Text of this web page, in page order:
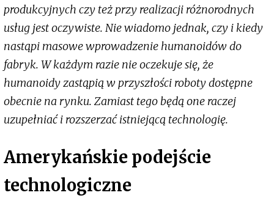
produkcyjnych czy też przy realizacji różnorodnych
usług jest oczywiste. Nie wiadomo jednak, czy i kiedy
nastąpi masowe wprowadzenie humanoidów do
fabryk. W każdym razie nie oczekuje się, że
humanoidy zastąpią w przyszłości roboty dostępne
obecnie na rynku. Zamiast tego będą one raczej
uzupełniać i rozszerzać istniejącą technologię.
Amerykańskie podejście
technologiczne